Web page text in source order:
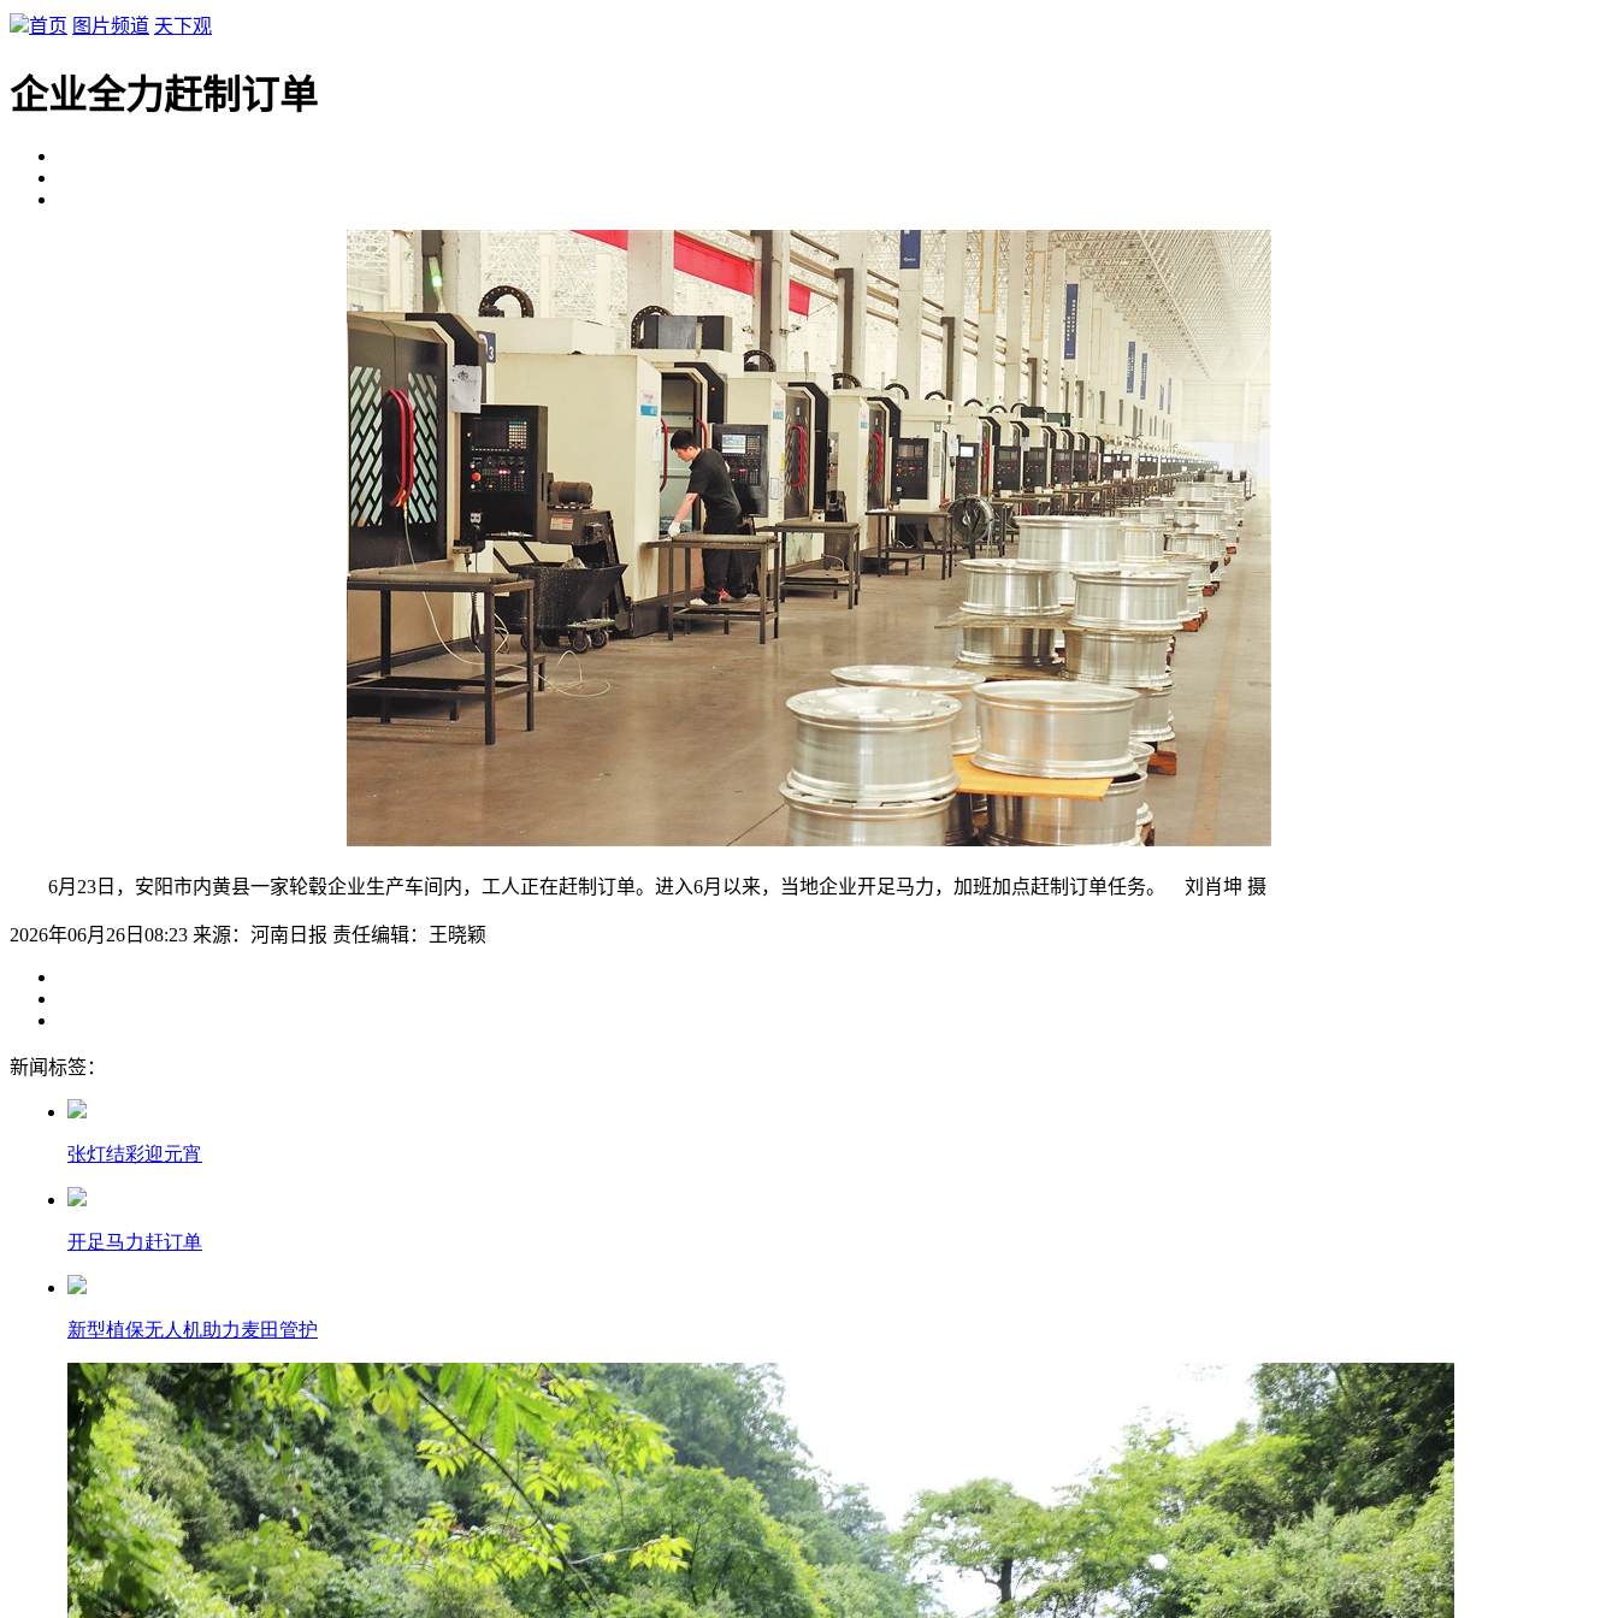
首页 图片频道 天下观
企业全力赶制订单
6月23日，安阳市内黄县一家轮毂企业生产车间内，工人正在赶制订单。进入6月以来，当地企业开足马力，加班加点赶制订单任务。 刘肖坤 摄
2026年06月26日08:23 来源：河南日报 责任编辑：王晓颖
新闻标签：